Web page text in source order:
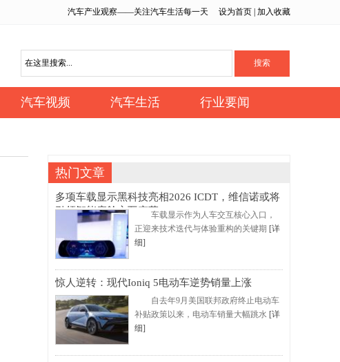
汽车产业观察——关注汽车生活每一天 设为首页 加入收藏
汽车视频 汽车生活 行业要闻
热门文章
多项车载显示黑科技亮相2026 ICDT，维信诺或将
引领智能座舱交互变革车载显示作为人车交互核心入口，
正迎来技术迭代与体验重构的关键期 [详
细]
惊人逆转：现代Ioniq 5电动车逆势销量上涨
自去年9月美国联邦政府终止电动车
补贴政策以来，电动车销量大幅跳水 [详
细]